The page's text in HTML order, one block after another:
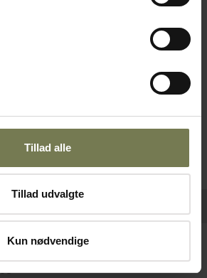
Tillad alle
Tillad udvalgte
Kun nødvendige
Pakker af 6 stk.